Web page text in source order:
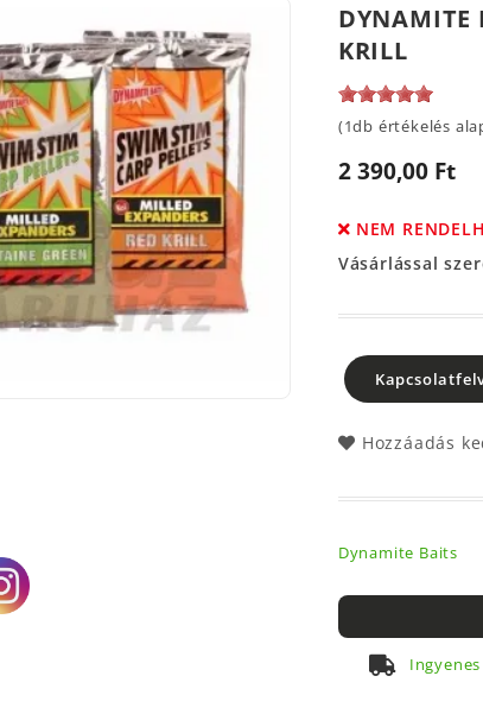
DYNAMITE
KRILL
(1db értékelés
2 390,00 Ft
NEM
Vásárlással
Hozzáadás
Dynamite Baits